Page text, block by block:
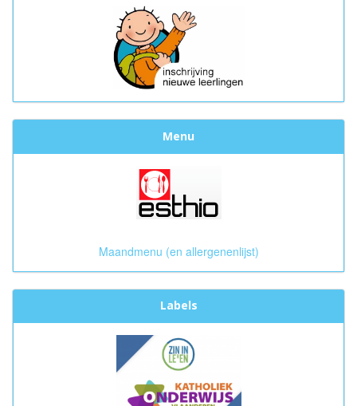
Menu
Maandmenu (en allergenenlijst)
Labels